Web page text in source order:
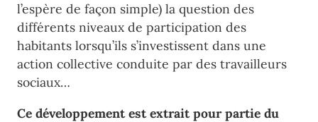
l’espère de façon simple) la question des
différents niveaux de participation des
habitants lorsqu’ils s’investissent dans une
action collective conduite par des travailleurs
sociaux…
Ce développement est extrait pour partie du